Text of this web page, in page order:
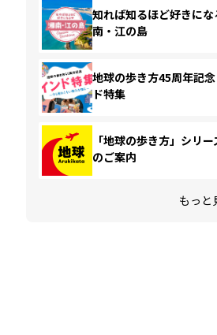
知れば知るほど好きにな
南・江の島
地球の歩き方45周年記
ド特集
「地球の歩き方」シリ
のご案内
もっと